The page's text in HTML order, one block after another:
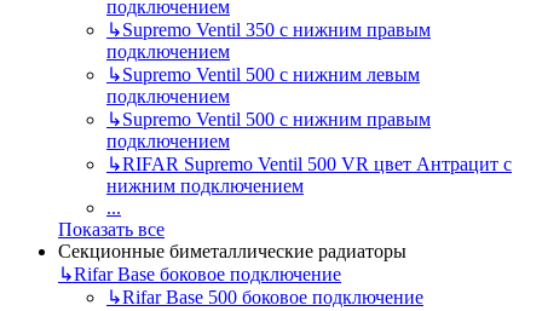
подключением
↳Supremo Ventil 350 с нижним правым
подключением
↳Supremo Ventil 500 с нижним левым
подключением
↳Supremo Ventil 500 с нижним правым
подключением
↳RIFAR Supremo Ventil 500 VR цвет Антрацит с
нижним подключением
...
Показать все
Секционные биметаллические радиаторы
↳Rifar Base боковое подключение
↳Rifar Base 500 боковое подключение